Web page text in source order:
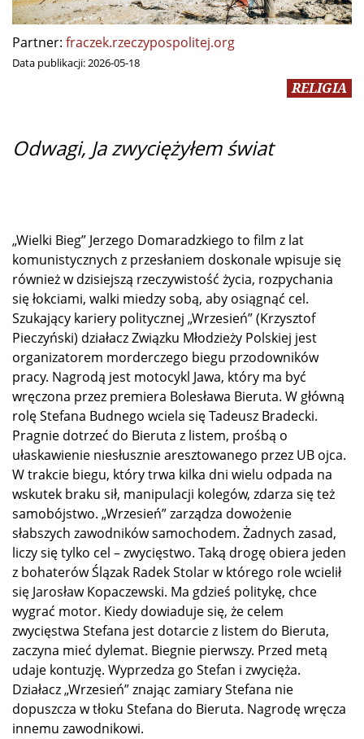
Partner: fraczek.rzeczypospolitej.org
Data publikacji:2026-05-18
RELIGIA
Odwagi, Ja zwyciężyłem świat
„Wielki Bieg” Jerzego Domaradzkiego to film z lat
komunistycznych z przesłaniem doskonale wpisuje się
również w dzisiejszą rzeczywistość życia, rozpychania
się łokciami, walki miedzy sobą, aby osiągnąć cel.
Szukający kariery politycznej „Wrzesień” (Krzysztof
Pieczyński) działacz Związku Młodzieży Polskiej jest
organizatorem morderczego biegu przodowników
pracy. Nagrodą jest motocykl Jawa, który ma być
wręczona przez premiera Bolesława Bieruta. W główną
rolę Stefana Budnego wciela się Tadeusz Bradecki.
Pragnie dotrzeć do Bieruta z listem, prośbą o
ułaskawienie niesłusznie aresztowanego przez UB ojca.
W trakcie biegu, który trwa kilka dni wielu odpada na
wskutek braku sił, manipulacji kolegów, zdarza się też
samobójstwo. „Wrzesień” zarządza dowożenie
słabszych zawodników samochodem. Żadnych zasad,
liczy się tylko cel – zwycięstwo. Taką drogę obiera jeden
z bohaterów Ślązak Radek Stolar w którego role wcielił
się Jarosław Kopaczewski. Ma gdzieś politykę, chce
wygrać motor. Kiedy dowiaduje się, że celem
zwycięstwa Stefana jest dotarcie z listem do Bieruta,
zaczyna mieć dylemat. Biegnie pierwszy. Przed metą
udaje kontuzję. Wyprzedza go Stefan i zwycięża.
Działacz „Wrzesień” znając zamiary Stefana nie
dopuszcza w tłoku Stefana do Bieruta. Nagrodę wręcza
innemu zawodnikowi.